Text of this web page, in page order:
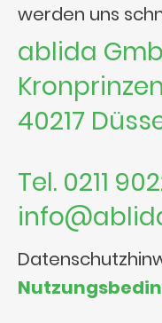
werden uns
ablida
40217
Tel. 0211